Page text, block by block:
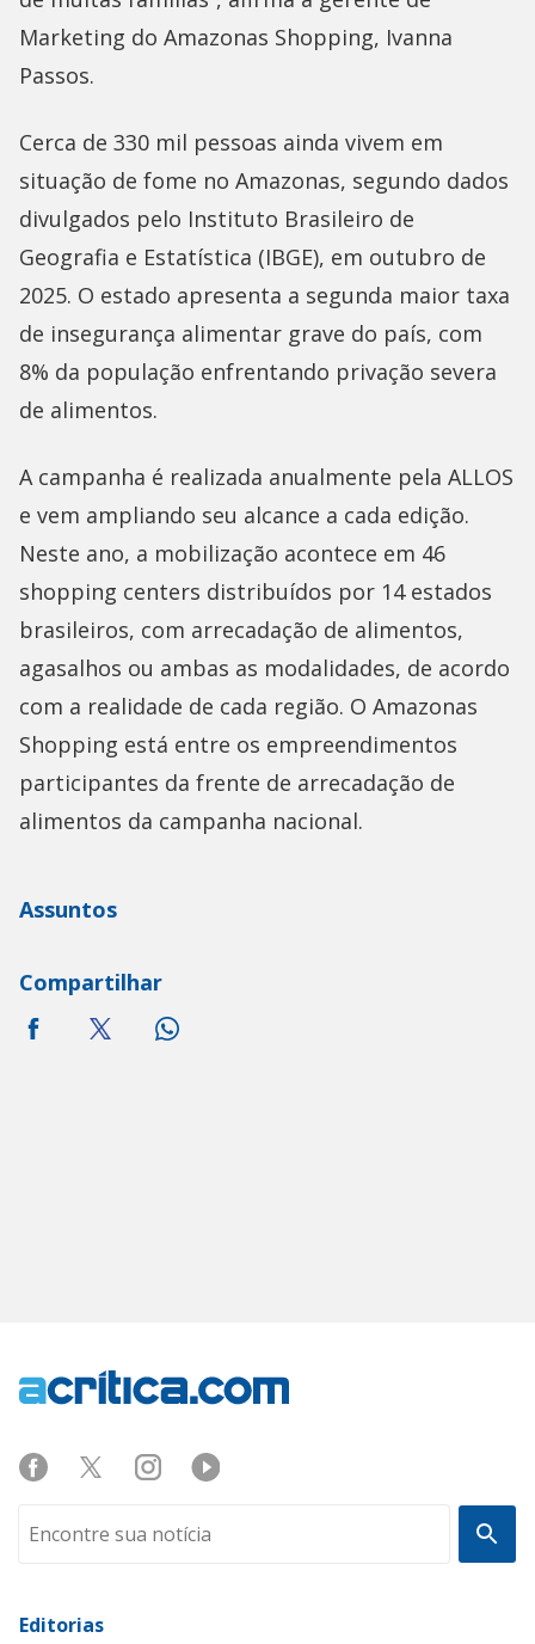
Marketing do Amazonas Shopping, Ivanna
Passos.
Cerca de 330 mil pessoas ainda vivem em
situação de fome no Amazonas, segundo dados
divulgados pelo Instituto Brasileiro de
Geografia e Estatística (IBGE), em outubro de
2025. O estado apresenta a segunda maior taxa
de insegurança alimentar grave do país, com
8% da população enfrentando privação severa
de alimentos.
A campanha é realizada anualmente pela ALLOS
e vem ampliando seu alcance a cada edição.
Neste ano, a mobilização acontece em 46
shopping centers distribuídos por 14 estados
brasileiros, com arrecadação de alimentos,
agasalhos ou ambas as modalidades, de acordo
com a realidade de cada região. O Amazonas
Shopping está entre os empreendimentos
participantes da frente de arrecadação de
alimentos da campanha nacional.
Assuntos
Compartilhar
Editorias